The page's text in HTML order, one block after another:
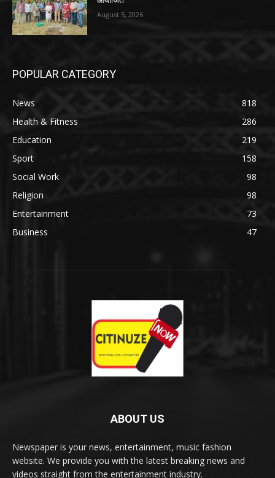
August 5, 2026
POPULAR CATEGORY
News
818
Health & Fitness
286
Education
219
Sport
158
Social Work
98
Religion
98
Entertainment
73
Business
47
ABOUT US
Newspaper is your news, entertainment, music fashion
website. We provide you with the latest breaking news and
videos straight from the entertainment industry.